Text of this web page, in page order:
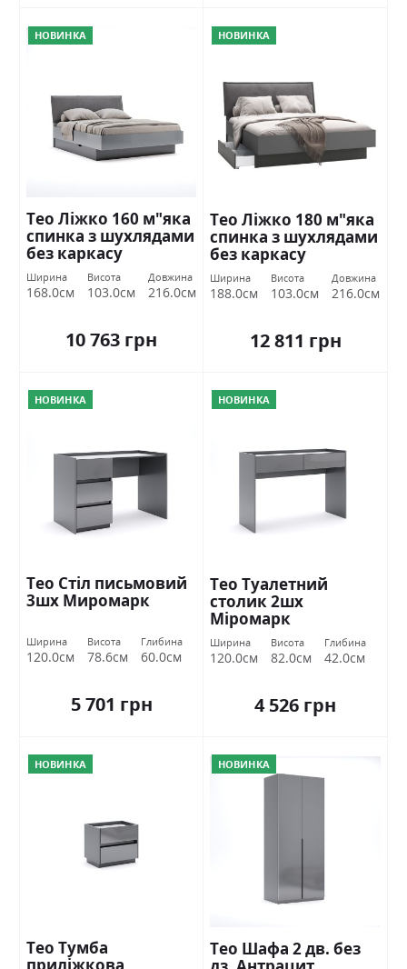
НОВИНКА
Тео Ліжко 160 м"яка
спинка з шухлядами
без каркасу
Міромарк
Ширина
168.0см
Висота
103.0см
Довжина
216.0см
10 763 грн
НОВИНКА
Тео Ліжко 180 м"яка
спинка з шухлядами
без каркасу
Міромарк
Ширина
188.0см
Висота
103.0см
Довжина
216.0см
12 811 грн
НОВИНКА
Тео Стіл письмовий
3шх Миромарк
Ширина
120.0см
Висота
78.6см
Глибина
60.0см
5 701 грн
НОВИНКА
Тео Туалетний
столик 2шх
Міромарк
Ширина
120.0см
Висота
82.0см
Глибина
42.0см
4 526 грн
НОВИНКА
Тео Тумба
приліжкова
НОВИНКА
Тео Шафа 2 дв. без